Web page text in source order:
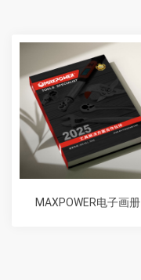
MAXPOWER电子画册